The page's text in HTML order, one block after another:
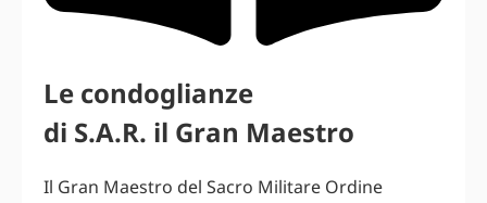
Le condoglianze
di S.A.R. il Gran Maestro
Il Gran Maestro del Sacro Militare Ordine